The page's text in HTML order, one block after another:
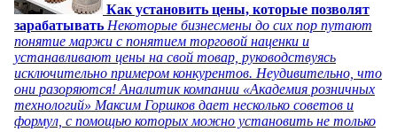
Как установить цены, которые позволят
зарабатывать Некоторые бизнесмены до сих пор путают
понятие маржи с понятием торговой наценки и
устанавливают цены на свой товар, руководствуясь
исключительно примером конкурентов. Неудивительно, что
они разоряются! Аналитик компании «Академия розничных
технологий» Максим Горшков дает несколько советов и
формул, с помощью которых можно установить не только